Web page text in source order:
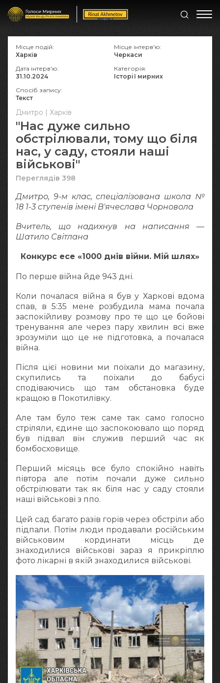
Дмитро | Харків
"Нас дуже сильно
обстрілювали, тому що біля
нас, у саду, стояли наші
військові"
Переглядів 398
Дмитро, 9-м клас, спеціалізована школа №
18 1-3 ступенів імені В'ячеслава Чорновола
Вчитель, що надихнув на написання —
Шатило Світлана
Конкурс есе «1000 днів війни. Мій шлях»
По перше війна йде 943 дні.
Коли почалася війна я був у Харкові вдома
спав, в 5:35 мене розбудила мама почала
заспокійливу розмову про те що це бойові
тренування але через пару хвилин всі вже
зрозуміли що це не підготовка, а почалася
війна.
Після цієї новини ми поїхали до магазину,
скупились та поїхали до бабусі
сподіваючись що там обстановка буде
кращою в Покотилівку.
Але там було теж саме так само голосно
стріляли, єдине що заспокоювало що поряд
був підвал він служив перший час як
бомбосховище.
Перший місяць все було спокійно навіть
півтора але потім почали дуже сильно
обстрілювати так як біля нас у саду стояли
наші військові з ппо.
Цей сад багато разів горів через обстріли або
підпали. Потім люди продавали російським
військовим кординати місць де
знаходилися військові зараз я прикріплю
фото лікарні в якій знаходилися військові.
Місце подій:
Харків
Місце інтерв'ю:
Черкаси
Дата інтерв'ю:
31.10.2024
Категорія:
Історії мирних
Спосіб запису:
Текст